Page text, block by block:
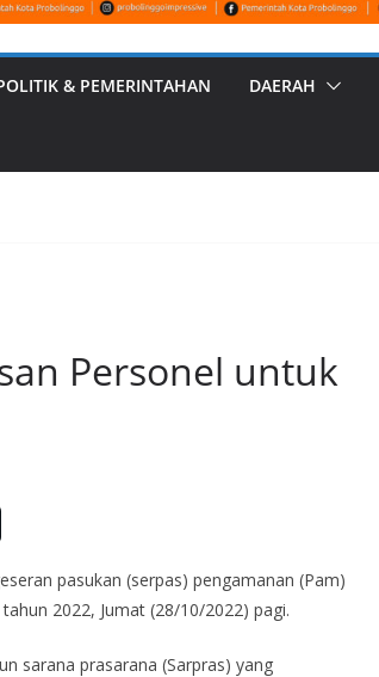
& PEMERINTAHAN DAERAH
Personel untuk
pasukan (serpas) pengamanan (Pam)
2022, Jumat (28/10/2022) pagi.
sarana prasarana (Sarpras) yang